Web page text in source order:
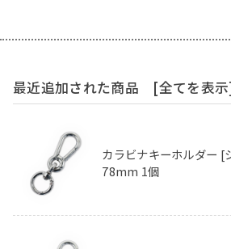
最近追加された商品 [全てを表
カラビナキーホルダー [
78mm 1個